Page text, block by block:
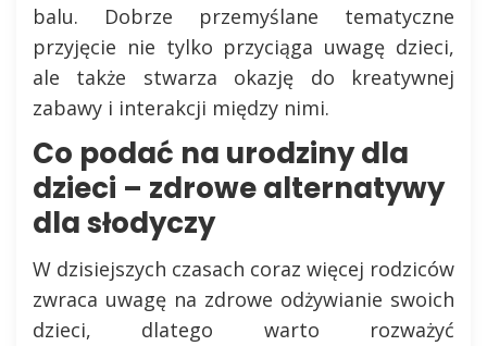
balu. Dobrze przemyślane tematyczne
przyjęcie nie tylko przyciąga uwagę dzieci,
ale także stwarza okazję do kreatywnej
zabawy i interakcji między nimi.
Co podać na urodziny dla
dzieci – zdrowe alternatywy
dla słodyczy
W dzisiejszych czasach coraz więcej rodziców
zwraca uwagę na zdrowe odżywianie swoich
dzieci, dlatego warto rozważyć